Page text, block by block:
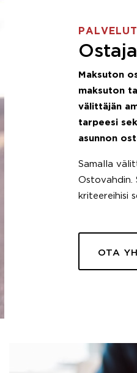
Maksuton
maksuton
välittäjän
tarpeesi
asunnon
Samalla
Ostovahdin.
kriteereihisi
OTA